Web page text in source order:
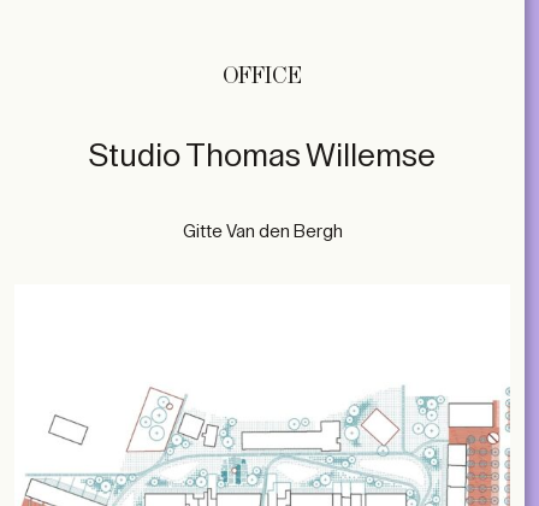
OFFICE
Studio Thomas Willemse
Gitte Van den Bergh